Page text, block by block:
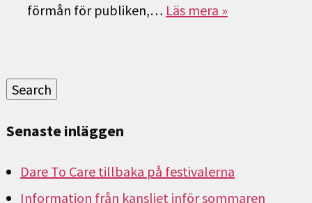
förmån för publiken,… Läs mera »
Search
Senaste inläggen
Dare To Care tillbaka på festivalerna
Information från kansliet inför sommaren